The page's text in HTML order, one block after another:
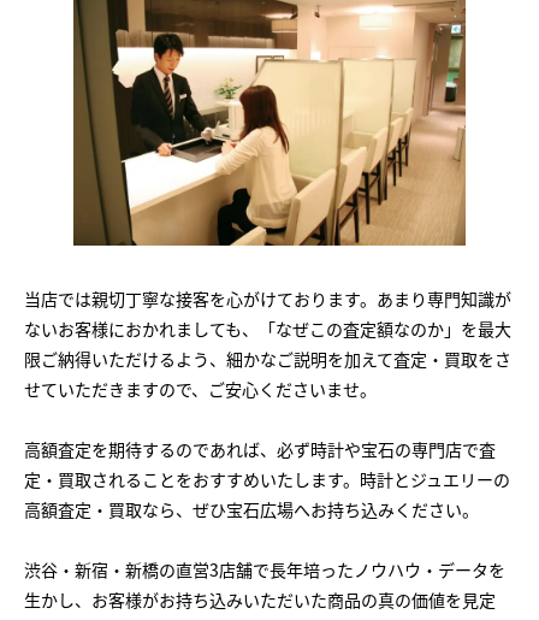
当店では親切丁寧な接客を心がけております。あまり専門知識が
ないお客様におかれましても、「なぜこの査定額なのか」を最大
限ご納得いただけるよう、細かなご説明を加えて査定・買取をさ
せていただきますので、ご安心くださいませ。
高額査定を期待するのであれば、必ず時計や宝石の専門店で査
定・買取されることをおすすめいたします。時計とジュエリーの
高額査定・買取なら、ぜひ宝石広場へお持ち込みください。
渋谷・新宿・新橋の直営3店舗で長年培ったノウハウ・データを
生かし、お客様がお持ち込みいただいた商品の真の価値を見定